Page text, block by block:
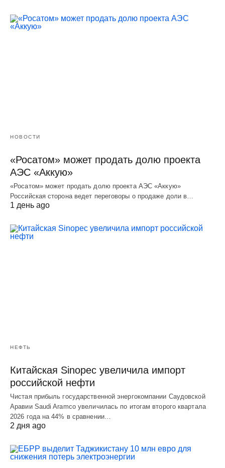
НОВОСТИ
«Росатом» может продать долю проекта
АЭС «Аккую»
«Росатом» может продать долю проекта АЭС «Аккую»
Российская сторона ведет переговоры о продаже доли в…
1 день ago
НЕФТЬ
Китайская Sinopec увеличила импорт
российской нефти
Чистая прибыль государственной энергокомпании Саудовской
Аравии Saudi Aramco увеличилась по итогам второго квартала
2026 года на 44% в сравнении…
2 дня ago